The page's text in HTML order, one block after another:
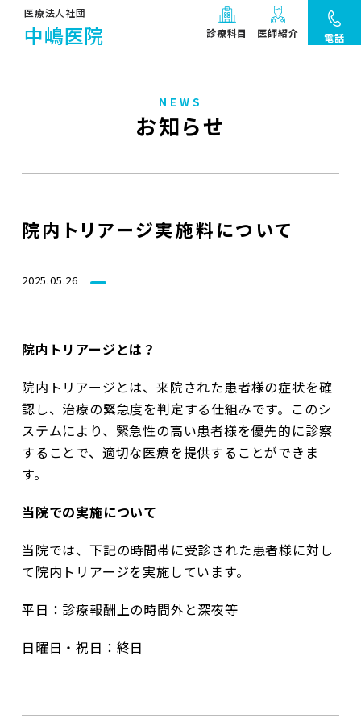
医療法人社団
中嶋医院 診療科目 医師紹介 電話
NEWS
お知らせ
院内トリアージ実施料について
2025.05.26
院内トリアージとは？
院内トリアージとは、来院された患者様の症状を確
認し、治療の緊急度を判定する仕組みです。このシ
ステムにより、緊急性の高い患者様を優先的に診察
することで、適切な医療を提供することができま
す。
当院での実施について
当院では、下記の時間帯に受診された患者様に対し
て院内トリアージを実施しています。
平日：診療報酬上の時間外と深夜等
日曜日・祝日：終日